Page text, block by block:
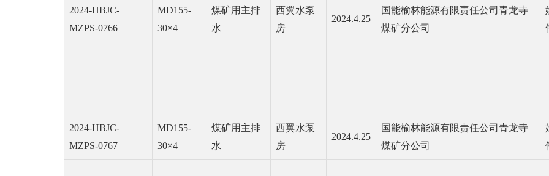
2024-HBJC-
MZPS-0766
MD155-
30×4
煤矿用主排
水
西翼水泵
房
2024.4.25
国能榆林能源有限责任公司青龙寺
煤矿分公司
2024-HBJC-
MZPS-0767
MD155-
30×4
煤矿用主排
水
西翼水泵
房
2024.4.25
国能榆林能源有限责任公司青龙寺
煤矿分公司